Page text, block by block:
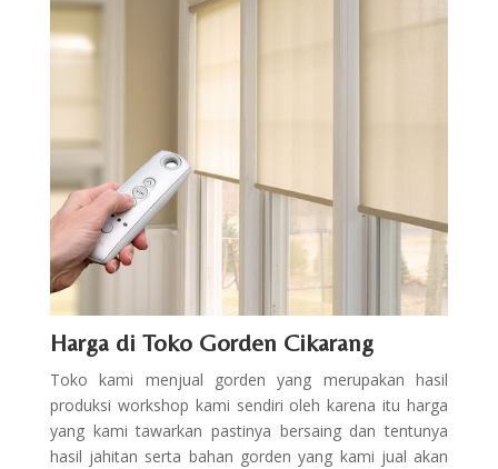
Harga di Toko Gorden Cikarang
Toko kami menjual gorden yang merupakan hasil
produksi workshop kami sendiri oleh karena itu harga
yang kami tawarkan pastinya bersaing dan tentunya
hasil jahitan serta bahan gorden yang kami jual akan